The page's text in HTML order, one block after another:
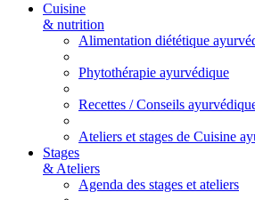
Cuisine
& nutrition
Alimentation diététique
Phytothérapie ayurvédique
Recettes / Conseils
Ateliers et stages de Cuisine
Stages
& Ateliers
Agenda des stages et ateliers